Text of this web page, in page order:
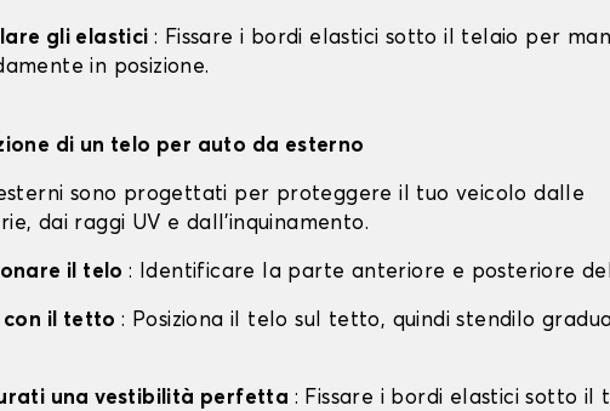
gli elastici : Fissare i bordi elastici sotto il telaio per
in posizione.
di un telo per auto da esterno
sono progettati per proteggere il tuo veicolo dalle
dai raggi UV e dall'inquinamento.
il telo: Identificare la parte anteriore e posteriore
con il tetto: Posiziona il telo sul tetto, quindi stendilo
una vestibilità perfetta : Fissare i bordi elastici sotto il